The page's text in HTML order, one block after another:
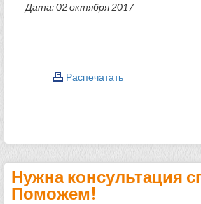
Дата: 02 октября 2017
Распечатать
Нужна консультация
Поможем!